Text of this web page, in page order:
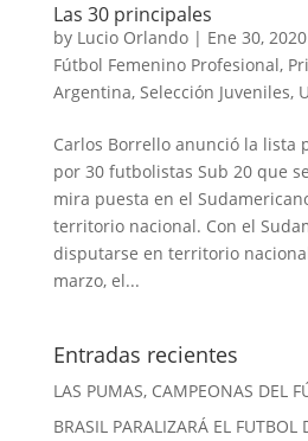
Las 30 principales
by Lucio Orlando| Ene 30, 2020
Fútbol Femenino Profesional,
Argentina, Selección Juveniles,
Carlos Borrello anunció la lista
por 30 futbolistas Sub 20 que
mira puesta en el
territorio nacional. Con el
disputarse en territorio
marzo, el...
Entradas recientes
LAS PUMAS, CAMPEONAS DEL
BRASIL PARALIZARÁ EL FUTBOL